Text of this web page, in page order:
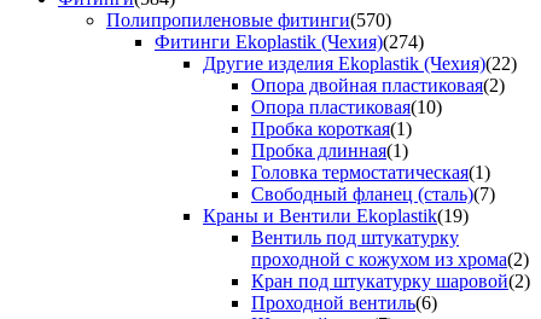
Полипропиленовые фитинги(570)
Фитинги Ekoplastik (Чехия)(274)
Другие изделия Ekoplastik (Чехия)(22)
Опора двойная пластиковая(2)
Опора пластиковая(10)
Пробка короткая(1)
Пробка длинная(1)
Головка термостатическая(1)
Свободный фланец (сталь)(7)
Краны и Вентили Ekoplastik(19)
Вентиль под штукатурку
проходной с кожухом из хрома(2)
Кран под штукатурку шаровой(2)
Проходной вентиль(6)